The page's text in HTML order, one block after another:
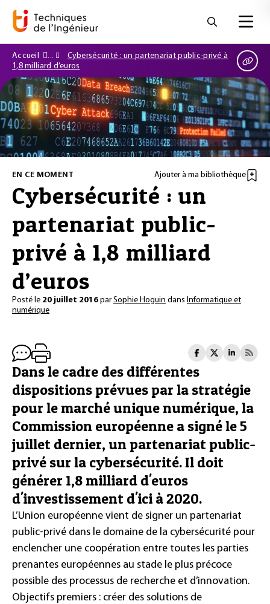
Accueil
Cybersécurité : un partenariat public-privé à
1,8 milliard d’euros
EN CE MOMENT Ajouter à ma bibliothèque
Cybersécurité : un
partenariat public-
privé à 1,8 milliard
d’euros
Posté le 20 juillet 2016 parSophie Hoguin dans Informatique et
numérique
Dans le cadre des différentes
dispositions prévues par la stratégie
pour le marché unique numérique, la
Commission européenne a signé le 5
juillet dernier, un partenariat public-
privé sur la cybersécurité. Il doit
générer 1,8 milliard d'euros
d'investissement d'ici à 2020.
L’Union européenne vient de signer un partenariat
public-privé dans le domaine de la cybersécurité pour
enclencher une coopération entre toutes les parties
prenantes européennes au stade le plus précoce
possible des processus de recherche et d’innovation.
Objectifs premiers : créer des solutions de